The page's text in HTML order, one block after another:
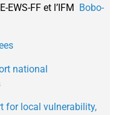
EWS-FF et l’IFM Bobo-
national
for local vulnerability,